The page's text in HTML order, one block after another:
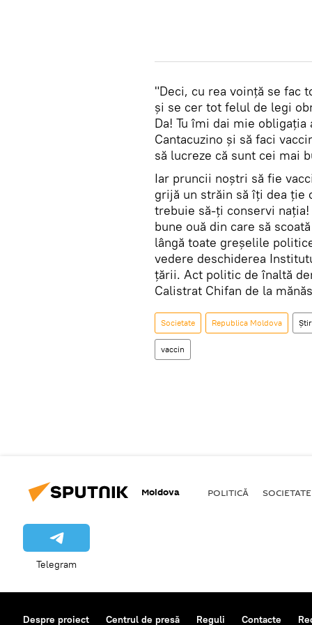
"Deci, cu rea voință se fac
și se cer tot felul de legi
Da! Tu îmi dai mie
Cantacuzino și să faci
să lucreze că sunt cei mai
Iar pruncii noștri să fie
grijă un străin să îți dea ție
trebuie să-ți conservi
bune ouă din care să
lângă toate greșelile
vedere deschiderea
țării. Act politic de înaltă
Calistrat Chifan de la
Societate Republica Moldova
vaccin
Moldova POLITICĂ SOCIETATE
Telegram
Despre proiect Centrul de presă Reguli Contacte